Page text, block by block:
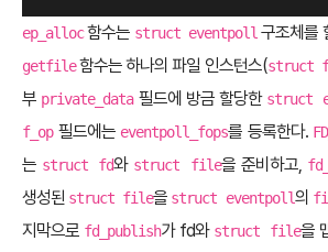
ep_alloc함수는 struct eventpoll 구조체를
getfile함수는 하나의 파일 인스턴스(struct
부 private_data필드에 방금 할당한 struct
f_op필드에는 eventpoll_fops를 등록한다.
는 struct fd와 struct file을 준비하고,
생성된 struct file을 struct eventpoll의
지막으로 fd_publish가 fd와 struct file을